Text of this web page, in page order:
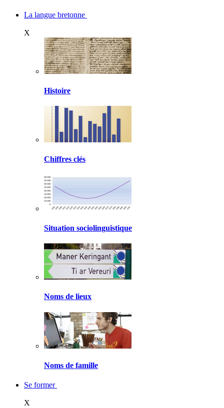
La langue bretonne
X
Histoire
Chiffres clés
Situation sociolinguistique
Noms de lieux
Noms de famille
Se former
X